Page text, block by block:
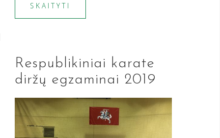
SKAITYTI
Respublikiniai karate
diržų egzaminai 2019